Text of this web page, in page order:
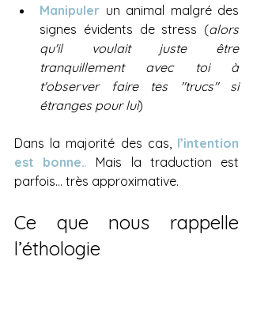
Manipuler un animal malgré des
signes évidents de stress (alors
qu'il voulait juste être
tranquillement avec toi à
t'observer faire tes "trucs" si
étranges pour lui)
Dans la majorité des cas, l’intention
est bonne.. Mais la traduction est
parfois… très approximative.
Ce que nous rappelle
l’éthologie